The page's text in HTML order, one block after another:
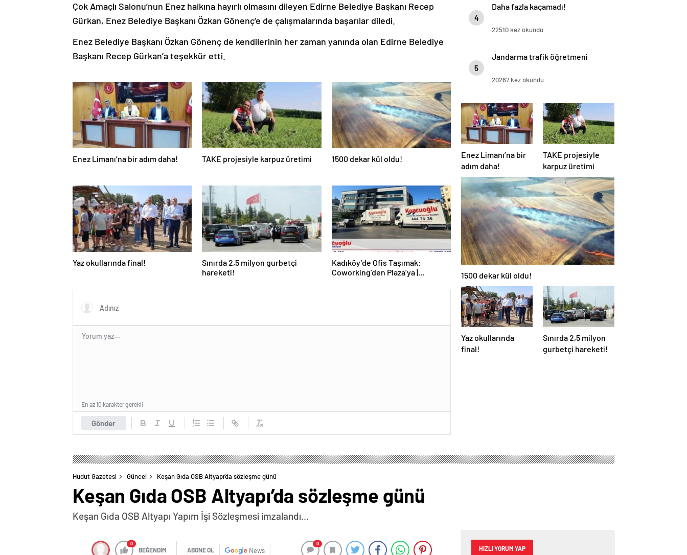
Çok Amaçlı Salonu’nun Enez halkına hayırlı olmasını dileyen Edirne Belediye Başkanı Recep
Gürkan, Enez Belediye Başkanı Özkan Gönenç’e de çalışmalarında başarılar diledi.
Enez Belediye Başkanı Özkan Gönenç de kendilerinin her zaman yanında olan Edirne Belediye
Başkanı Recep Gürkan’a teşekkür etti.
Enez Limanı’na bir adım daha! TAKE projesiyle karpuz üretimi 1500 dekar kül oldu!
Yaz okullarında final!
Sınırda 2,5 milyon gurbetçi
hareketi!
Kadıköy’de Ofis Taşımak:
Coworking’den Plaza’ya |
Gönder
En az 10 karakter gerekli
4
Daha fazla kaçamadı!
22510 kez okundu
5
Jandarma trafik öğretmeni
20267 kez okundu
Enez Limanı’na bir
adım daha!
TAKE projesiyle
karpuz üretimi
1500 dekar kül oldu!
Yaz okullarında
final!
Sınırda 2,5 milyon
gurbetçi hareketi!
Hudut Gazetesi Güncel Keşan Gıda OSB Altyapı’da sözleşme günü
Keşan Gıda OSB Altyapı’da sözleşme günü
Keşan Gıda OSB Altyapı Yapım İşi Sözleşmesi imzalandı...
0
BEĞENDİM ABONE OL News
0
HIZLI YORUM YAP